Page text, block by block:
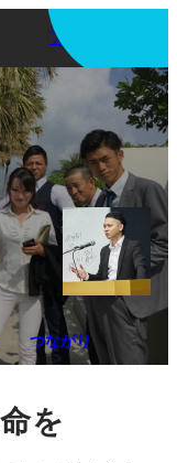
アプリを使う
つながり
を